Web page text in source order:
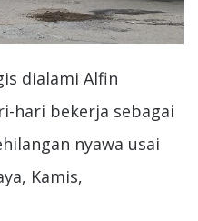
dialami Alfin
hari bekerja sebagai
nyawa usai
Kamis,